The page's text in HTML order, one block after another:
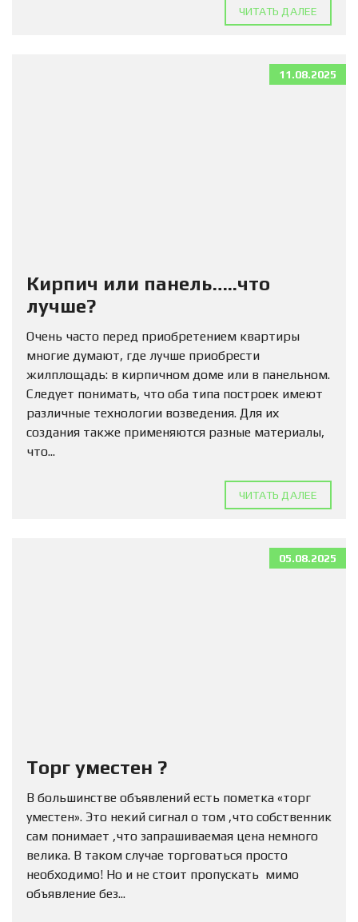
ЧИТАТЬ ДАЛЕЕ
11.08.2025
Кирпич или панель…..что
лучше?
Очень часто перед приобретением квартиры
многие думают, где лучше приобрести
жилплощадь: в кирпичном доме или в панельном.
Следует понимать, что оба типа построек имеют
различные технологии возведения. Для их
создания также применяются разные материалы,
что...
ЧИТАТЬ ДАЛЕЕ
05.08.2025
Торг уместен ?
В большинстве объявлений есть пометка «торг
уместен». Это некий сигнал о том ,что собственник
сам понимает ,что запрашиваемая цена немного
велика. В таком случае торговаться просто
необходимо! Но и не стоит пропускать мимо
объявление без...